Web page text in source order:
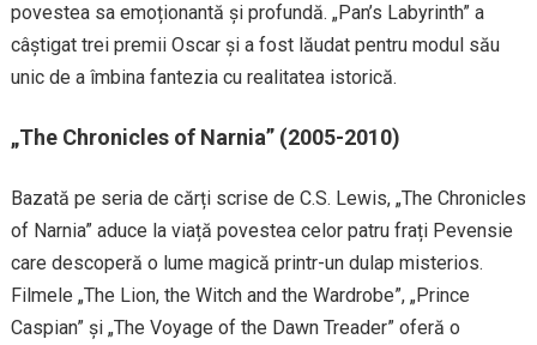
povestea sa emoționantă și profundă. „Pan’s Labyrinth” a
câștigat trei premii Oscar și a fost lăudat pentru modul său
unic de a îmbina fantezia cu realitatea istorică.
„The Chronicles of Narnia” (2005-2010)
Bazată pe seria de cărți scrise de C.S. Lewis, „The Chronicles
of Narnia” aduce la viață povestea celor patru frați Pevensie
care descoperă o lume magică printr-un dulap misterios.
Filmele „The Lion, the Witch and the Wardrobe”, „Prince
Caspian” și „The Voyage of the Dawn Treader” oferă o